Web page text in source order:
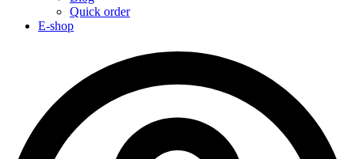
Quick order
E-shop